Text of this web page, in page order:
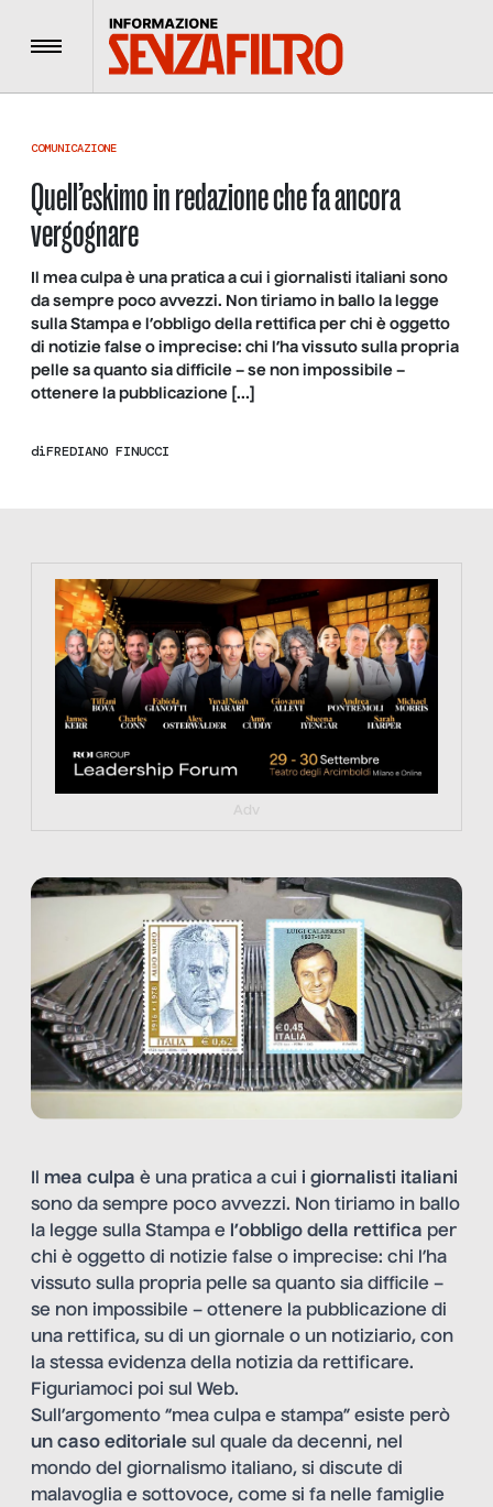
Menu
COMUNICAZIONE
Quell’eskimo in redazione che fa ancora
vergognare
Il mea culpa è una pratica a cui i giornalisti italiani sono
da sempre poco avvezzi. Non tiriamo in ballo la legge
sulla Stampa e l’obbligo della rettifica per chi è oggetto
di notizie false o imprecise: chi l’ha vissuto sulla propria
pelle sa quanto sia difficile – se non impossibile –
ottenere la pubblicazione […]
diFREDIANO FINUCCI
https://tinyurl.com/363fvfm9
Adv
mea culpa è una pratica a cui i giornalisti italiani
sono da sempre poco avvezzi. Non tiriamo in ballo
la legge sulla Stampa e l’obbligo della rettifica per
chi è oggetto di notizie false o imprecise: chi l’ha
vissuto sulla propria pelle sa quanto sia difficile –
se non impossibile – ottenere la pubblicazione di
una rettifica, su di un giornale o un notiziario, con
la stessa evidenza della notizia da rettificare.
Figuriamoci poi sul Web.
Sull’argomento “mea culpa e stampa” esiste però
un caso editoriale sul quale da decenni, nel
mondo del giornalismo italiano, si discute di
malavoglia e sottovoce, come si fa nelle famiglie